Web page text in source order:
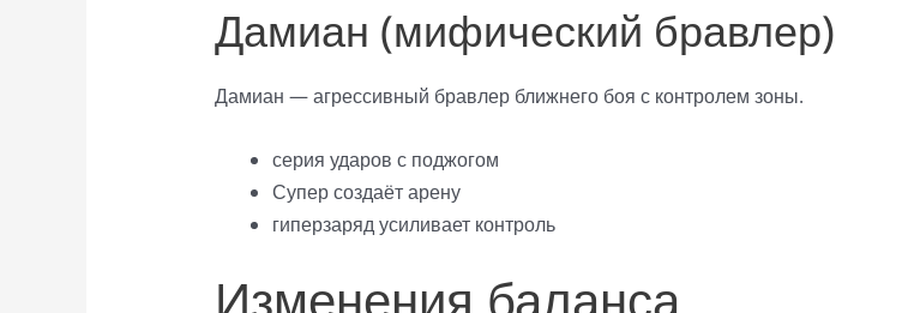
Дамиан (мифический бравлер)
Дамиан — агрессивный бравлер ближнего боя с контролем зоны.
серия ударов с поджогом
Супер создаёт арену
гиперзаряд усиливает контроль
Изменения баланса